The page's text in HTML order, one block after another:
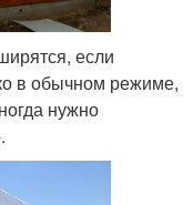
если
в обычном режиме,
нужно